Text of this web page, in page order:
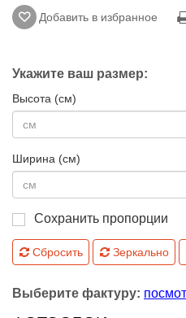
Добавить в избранное
Укажите ваш размер:
Высота (см)
Ширина (см)
Сохранить пропорции
Сбросить Зеркально
Выберите фактуру: